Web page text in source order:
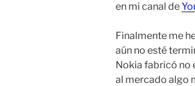
en mi canal de
Finalmente me
aún no esté
Nokia fabricó no
al mercado algo